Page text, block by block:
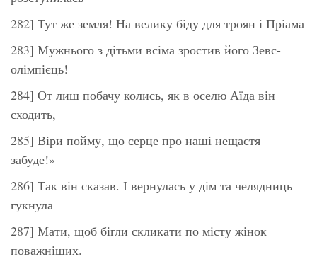
282] Тут же земля! На велику біду для троян і Пріама
283] Мужнього з дітьми всіма зростив його Зевс-
олімпієць!
284] От лиш побачу колись, як в оселю Аїда він
сходить,
285] Віри пойму, що серце про наші нещастя
забуде!»
286] Так він сказав. І вернулась у дім та челядниць
гукнула
287] Мати, щоб бігли скликати по місту жінок
поважніших.